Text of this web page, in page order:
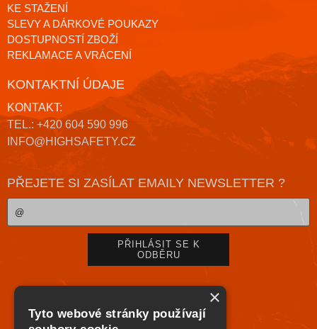
KE STAŽENÍ
SLEVY A DÁRKOVÉ POUKAZY
DOSTUPNOSTÍ ZBOŽÍ
REKLAMACE A VRÁCENÍ
KONTAKTNÍ ÚDAJE
KONTAKT:
TEL.: +420 604 590 996
INFO@HIGHSAFETY.CZ
PŘEJETE SI ZASÍLAT EMAILY NEWSLETTER ?
×
Tyto webové stránky používají